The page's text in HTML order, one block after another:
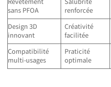
Revêtement
sans PFOA
Salubrité
renforcée
Design 3D
innovant
Créativité
facilitée
Compatibilité
multi-usages
Praticité
optimale